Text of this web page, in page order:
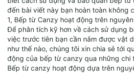
đến bài viết này bạn hoàn toàn không
1, Bếp từ Canzy hoạt động trên
Để phân tích kỹ hơn về cách sử dụng
việc trước tiên bạn cần nắm được vật
như thế nào, chúng tôi xin chia sẻ tới
động của bếp từ canzy qua những chi
Bếp từ canzy hoạt động dựa trên